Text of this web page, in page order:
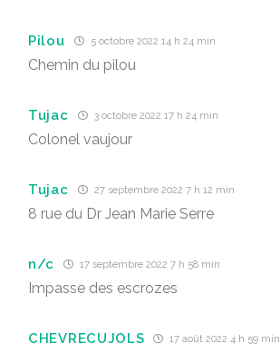
Pilou 5 octobre 2022 14 h 24 min
Chemin du pilou
Tujac 3 octobre 2022 17 h 24 min
Colonel vaujour
Tujac 27 septembre 2022 7 h 12 min
8 rue du Dr Jean Marie Serre
n/c 17 septembre 2022 7 h 58 min
Impasse des escrozes
CHEVRECUJOLS 17 août 2022 4 h 59 min